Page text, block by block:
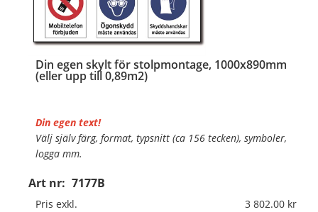
Din egen skylt för stolpmontage, 1000x890mm
(eller upp till 0,89m2)
Art nr: 7177B
Din egen text!
Välj själv färg, format, typsnitt (ca 156 tecken), symboler,
logga mm.
Material:Kantvikt aluminium, 2mm (stolpmontage)
Mått:1000x890mm (eller annat mått upp till 0,89m²)
Pris exkl. 3 802.00